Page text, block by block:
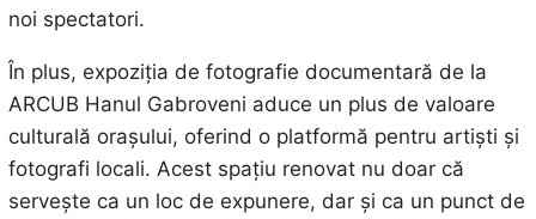
noi spectatori.
În plus, expoziția de fotografie documentară de la
ARCUB Hanul Gabroveni aduce un plus de valoare
culturală orașului, oferind o platformă pentru artiști și
fotografi locali. Acest spațiu renovat nu doar că
servește ca un loc de expunere, dar și ca un punct de